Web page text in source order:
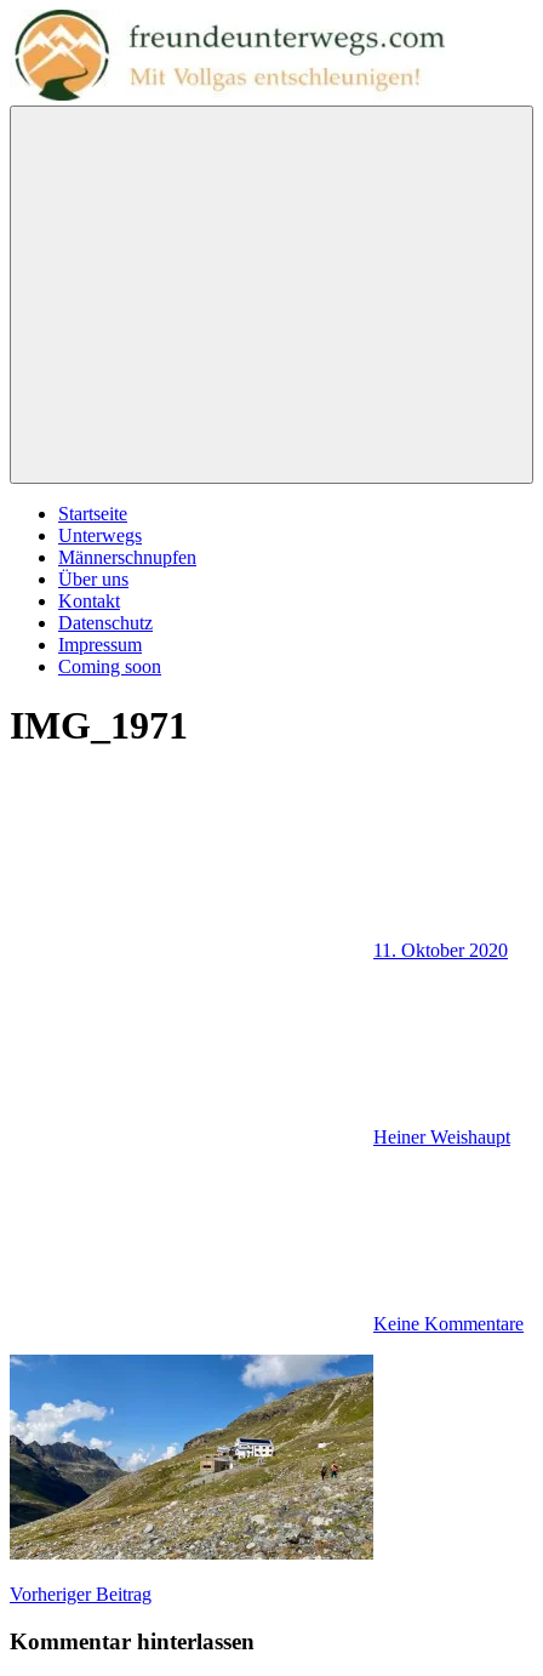
Zum
Inhalt
springen
Startseite
Unterwegs
Männerschnupfen
Über uns
Kontakt
Datenschutz
Impressum
Coming soon
IMG_1971
11. Oktober 2020
Heiner Weishaupt
Keine Kommentare
Beitragsnavigation
Vorheriger Beitrag
Kommentar hinterlassen